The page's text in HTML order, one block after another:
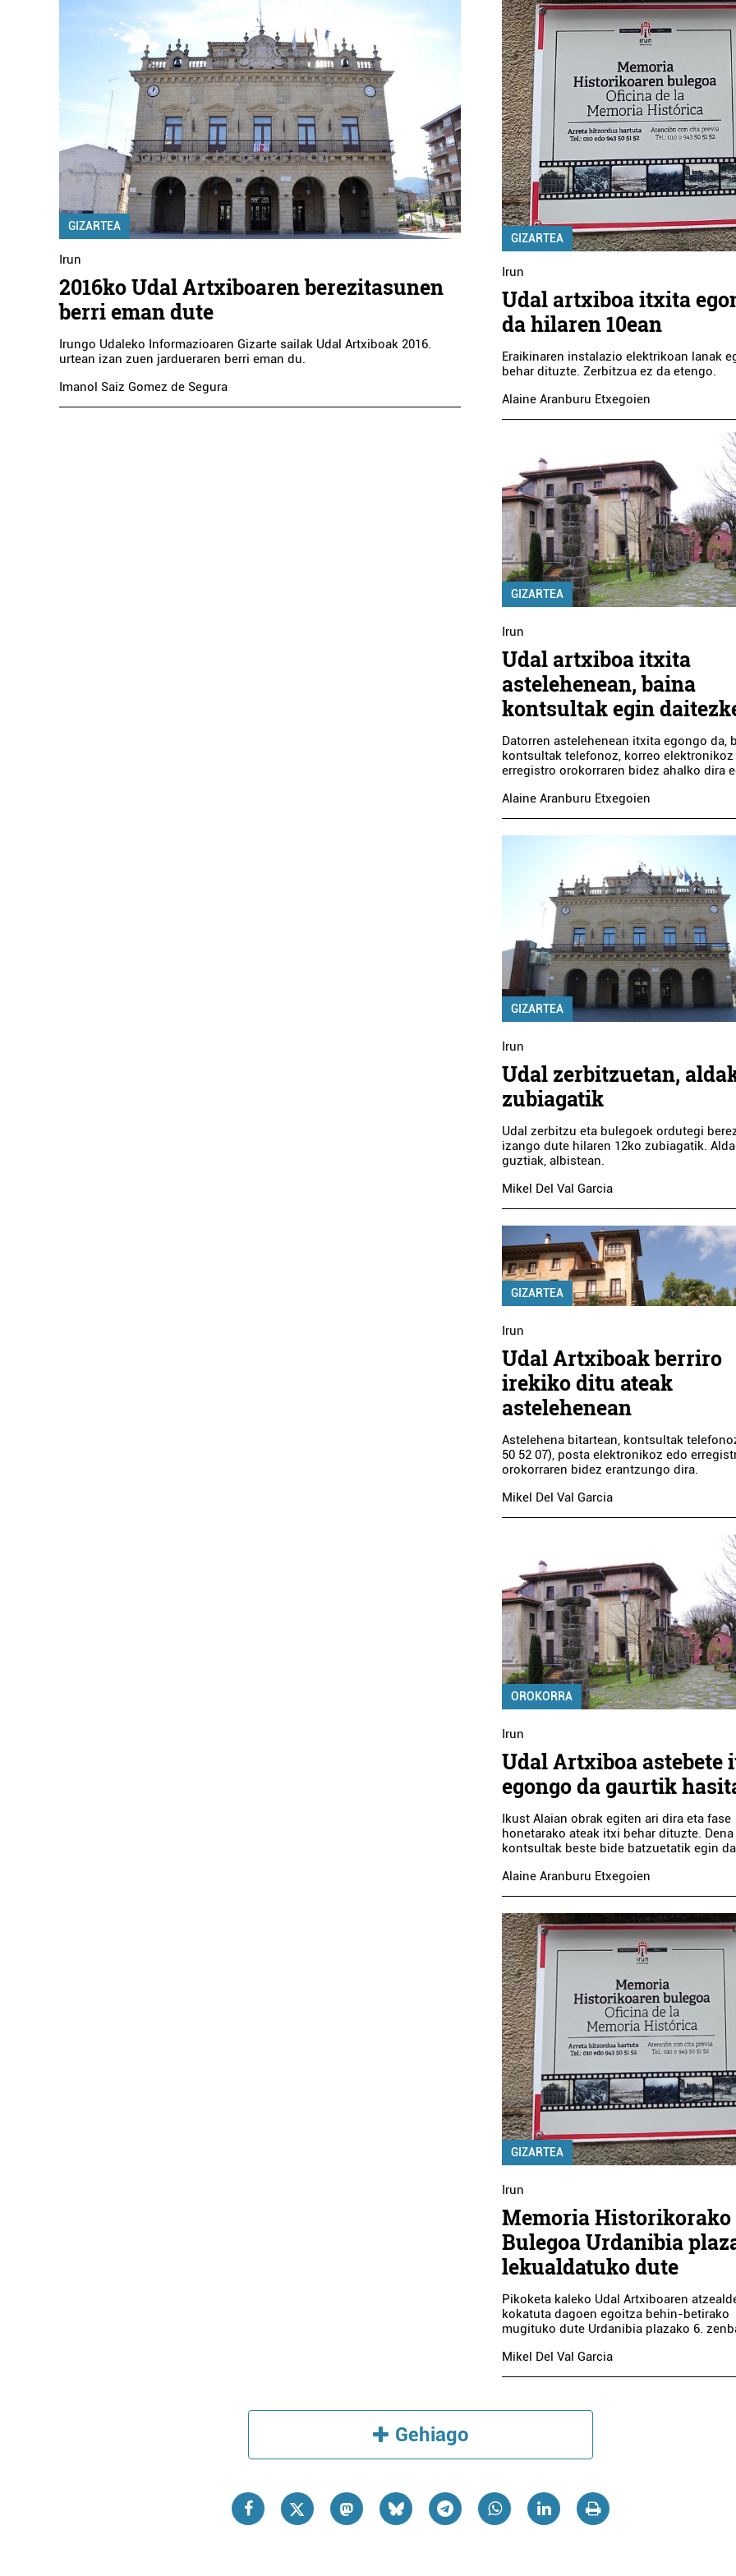
GIZARTEA
Irun
2016ko Udal Artxiboaren berezitasunen
berri eman dute
Irungo Udaleko Informazioaren Gizarte sailak Udal Artxiboak 2016.
urtean izan zuen jardueraren berri eman du.
Imanol Saiz Gomez de Segura
GIZARTEA
Irun
Udal artxiboa itxita
da hilaren 10ean
Eraikinaren instalazio elektrikoan lanak
behar dituzte. Zerbitzua ez da etengo.
Alaine Aranburu Etxegoien
GIZARTEA
Irun
Udal artxiboa itxita
astelehenean, baina
kontsultak egin
Datorren astelehenean itxita egongo da,
kontsultak telefonoz, korreo
erregistro orokorraren bidez ahalko dira
Alaine Aranburu Etxegoien
GIZARTEA
Irun
Udal zerbitzuetan,
zubiagatik
Udal zerbitzu eta bulegoek ordutegi
izango dute hilaren 12ko zubiagatik.
guztiak, albistean.
Mikel Del Val Garcia
GIZARTEA
Irun
Udal Artxiboak berriro
irekiko ditu ateak
astelehenean
Astelehena bitartean, kontsultak
50 52 07), posta elektronikoz edo
orokorraren bidez erantzungo dira.
Mikel Del Val Garcia
OROKORRA
Irun
Udal Artxiboa astebete
egongo da gaurtik
Ikust Alaian obrak egiten ari dira eta fase
honetarako ateak itxi behar dituzte. Dena
kontsultak beste bide batzuetatik egin
Alaine Aranburu Etxegoien
GIZARTEA
Irun
Memoria Historikorako
Bulegoa Urdanibia
lekualdatuko dute
Pikoketa kaleko Udal Artxiboaren
kokatuta dagoen egoitza behin-betirako
mugituko dute Urdanibia plazako 6.
Mikel Del Val Garcia
Gehiago
ADMINISTRAZIOAK
ALCAMPO
Oiartzun